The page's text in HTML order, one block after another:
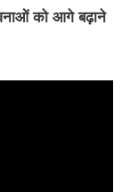
को आगे बढ़ाने